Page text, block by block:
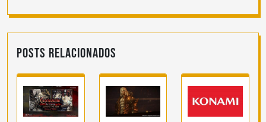
Posts Relacionados